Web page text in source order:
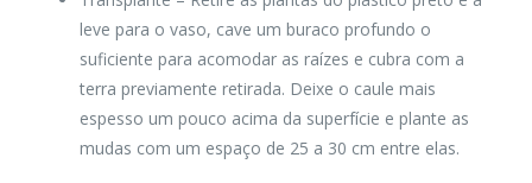
leve para o vaso, cave um buraco profundo o
suficiente para acomodar as raízes e cubra com a
terra previamente retirada. Deixe o caule mais
espesso um pouco acima da superfície e plante as
mudas com um espaço de 25 a 30 cm entre elas.